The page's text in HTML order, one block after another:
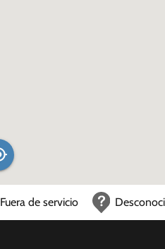
Fuera de servicio